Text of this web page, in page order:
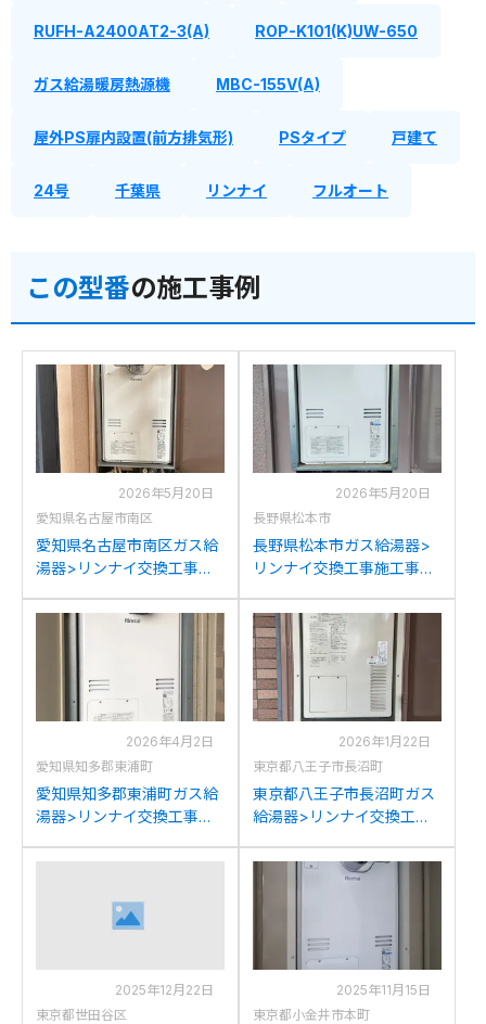
RUFH-A2400AT2-3(A) ROP-K101(K)UW-650
ガス給湯暖房熱源機 MBC-155V(A)
屋外PS扉内設置(前方排気形) PSタイプ 戸建て
24号 千葉県 リンナイ フルオート
この型番の施工事例
2026年5月20日
愛知県名古屋市南区
愛知県名古屋市南区ガス給
湯器>リンナイ交換工事施
2405AT2-3からリンナイ
RUFH-A2400AT2-3(A)へ
2026年5月20日
長野県松本市
長野県松本市ガス給湯器>
リンナイ交換工事施工事
2403AT2-3からリンナイ
RUFH-A2400AT2-3(A)へ
の交換
2026年4月2日
愛知県知多郡東浦町
愛知県知多郡東浦町ガス給
湯器>リンナイ交換工事施
2405AT2-3からリンナイ
2026年1月22日
東京都八王子市長沼町
東京都八王子市長沼町ガス
給湯器>リンナイ交換工事
AT-4203ARS4SW3QUから
リンナイRUFH-
2025年12月22日
東京都世田谷区
2025年11月15日
東京都小金井市本町